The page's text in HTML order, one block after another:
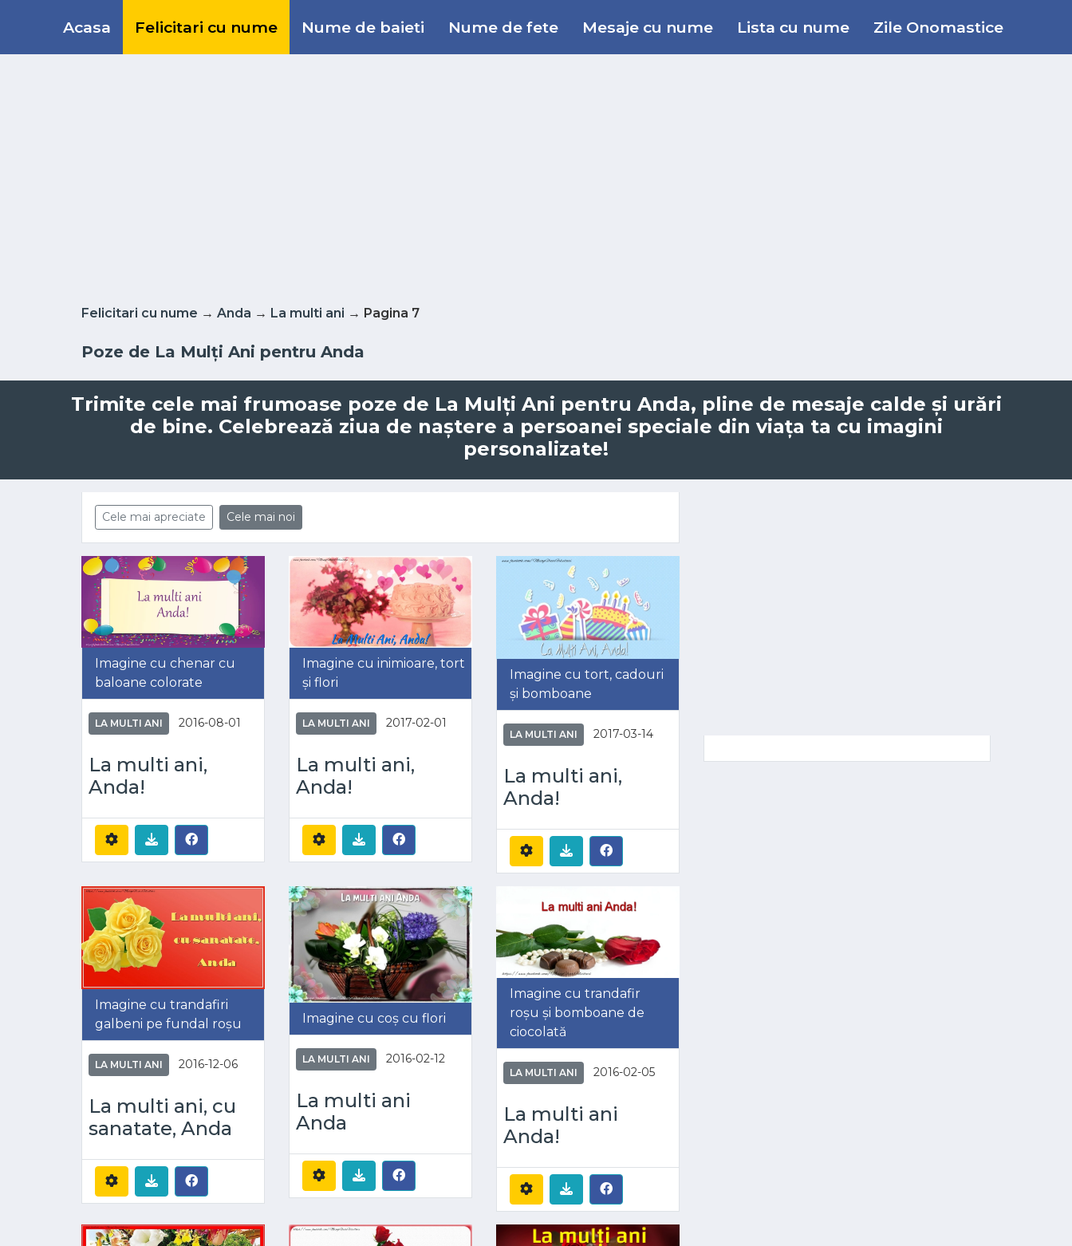
Acasa Felicitari cu nume Nume de baieti Nume de fete Mesaje cu nume Lista cu nume Zile Onomastice
Felicitari cu nume → Anda → La multi ani → Pagina 7
Poze de La Mulți Ani pentru Anda
Trimite cele mai frumoase poze de La Mulți Ani pentru Anda, pline de mesaje calde și urări
de bine. Celebrează ziua de naștere a persoanei speciale din viața ta cu imagini
personalizate!
Cele mai apreciate Cele mai noi
Imagine cu chenar cu
baloane colorate
LA MULTI ANI 2016-08-01
La multi ani,
Anda!
Imagine cu inimioare, tort
și flori
LA MULTI ANI 2017-02-01
La multi ani,
Anda!
Imagine cu tort, cadouri
și bomboane
LA MULTI ANI 2017-03-14
La multi ani,
Anda!
Imagine cu trandafiri
galbeni pe fundal roșu
LA MULTI ANI 2016-12-06
La multi ani, cu
sanatate, Anda
Imagine cu coș cu flori
LA MULTI ANI 2016-02-12
La multi ani
Anda
Imagine cu trandafir
roșu și bomboane de
ciocolată
LA MULTI ANI 2016-02-05
La multi ani
Anda!